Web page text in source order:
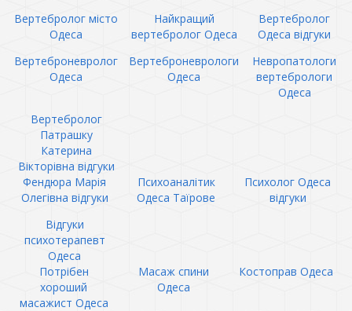
Вертебролог місто
Одеса
Найкращий
вертебролог Одеса
Вертебролог
Одеса відгуки
Вертеброневролог
Одеса
Вертеброневрологи
Одеса
Невропатологи
вертебрологи
Одеса
Вертебролог
Патрашку
Катерина
Вікторівна відгуки
Фендюра Марія
Олегівна відгуки
Психоаналітик
Одеса Таїрове
Психолог Одеса
відгуки
Відгуки
психотерапевт
Одеса
Потрібен
хороший
масажист Одеса
Масаж спини
Одеса
Костоправ Одеса